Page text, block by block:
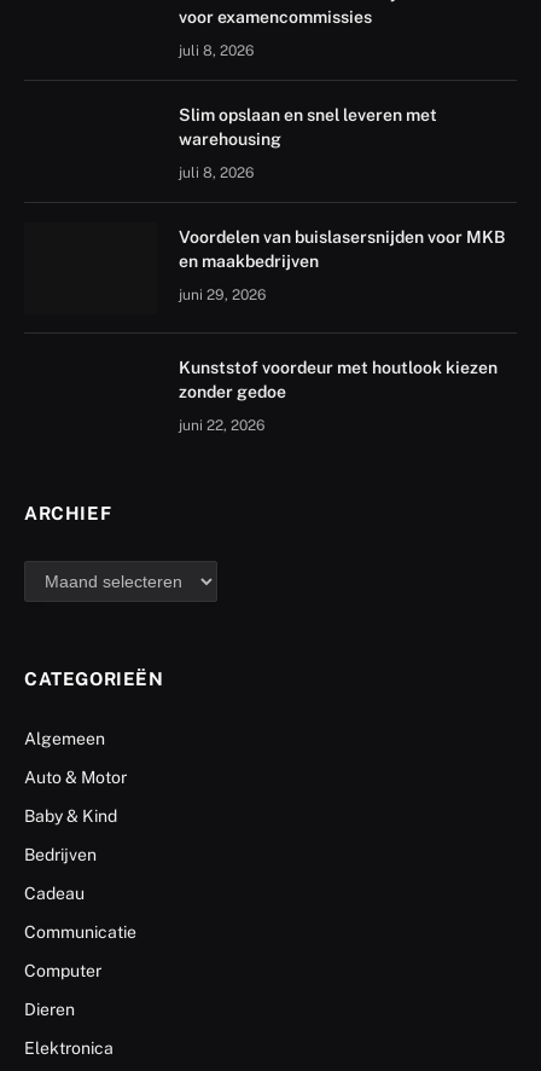
voor examencommissies
juli 8, 2026
Slim opslaan en snel leveren met
warehousing
juli 8, 2026
Voordelen van buislasersnijden voor MKB
en maakbedrijven
juni 29, 2026
Kunststof voordeur met houtlook kiezen
zonder gedoe
juni 22, 2026
ARCHIEF
archief
CATEGORIEËN
Algemeen
Auto & Motor
Baby & Kind
Bedrijven
Cadeau
Communicatie
Computer
Dieren
Elektronica